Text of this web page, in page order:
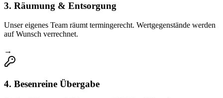
3. Räumung & Entsorgung
Unser eigenes Team räumt termingerecht. Wertgegenstände werden
auf Wunsch verrechnet.
→
4. Besenreine Übergabe